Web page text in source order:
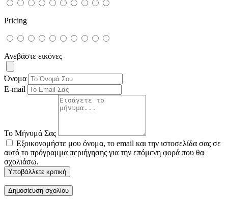
Pricing
Ανεβάστε εικόνες
Όνομα
E-mail
Το Μήνυμά Σας
Εξοικονομήστε μου όνομα, το email και την ιστοσελίδα σας σε
αυτό το πρόγραμμα περιήγησης για την επόμενη φορά που θα
σχολιάσω.
Υποβάλλετε κριτική